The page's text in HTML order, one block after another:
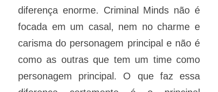
diferença enorme. Criminal Minds não é
focada em um casal, nem no charme e
carisma do personagem principal e não é
como as outras que tem um time como
personagem principal. O que faz essa